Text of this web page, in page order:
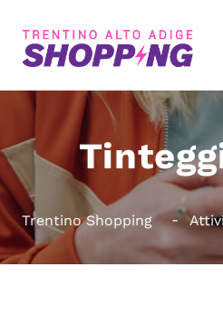
Trentino Shopping